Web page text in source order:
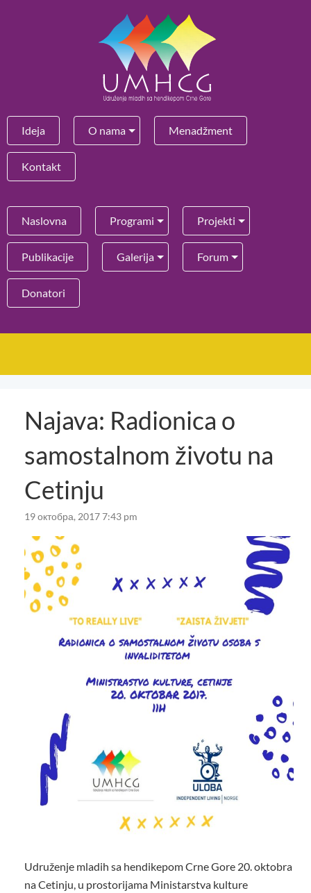
Ideja O nama Menadžment
Kontakt
Naslovna Programi Projekti
Publikacije Galerija Forum
Donatori
Najava: Radionica o
samostalnom životu na
Cetinju
19 октобра, 2017 7:43 pm
Udruženje mladih sa hendikepom Crne Gore 20. oktobra
na Cetinju, u prostorijama Ministarstva kulture